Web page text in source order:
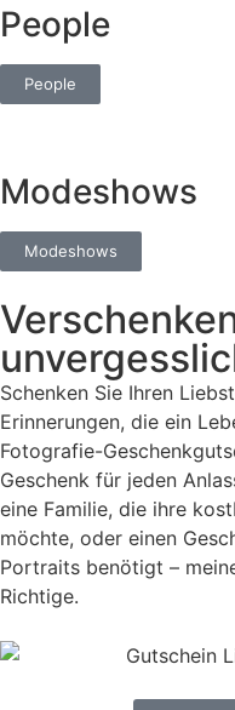
People
People
Modeshows
Modeshows
Schenken Sie Ihren
Erinnerungen, die ein
Fotografie-
Geschenk für jeden
eine Familie, die ihre
möchte, oder einen
Portraits benötigt –
Richtige.